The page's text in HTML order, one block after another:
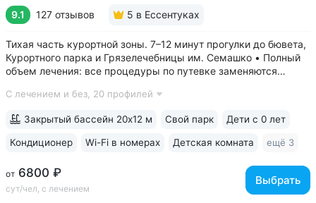
9.1 127 отзывов 5 в Ессентуках
Тихая часть курортной зоны. 7–12 минут прогулки до бювета,
Курортного парка и Грязелечебницы им. Семашко • Полный
объем лечения: все процедуры по путевке заменяются
путевки включены дорогие процедуры: эндоскопические
С лечением и без, 20 профилей
от 6800 ₽
сут/чел, с лечением
Выбрать
Закрытый бассейн 20х12 м Свой парк Дети с 0 лет
Кондиционер Wi-Fi в номерах Детская комната ещё 3